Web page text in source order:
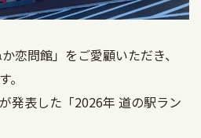
恋問館」をご愛顧いただき、
発表した「2026年 道の駅ラン